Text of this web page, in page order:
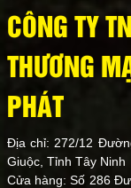
CÔNG TY
THƯƠNG
PHÁT
Địa chỉ: 272/12
Giuộc, Tỉnh Tây Ninh
Cửa hàng: Số 286